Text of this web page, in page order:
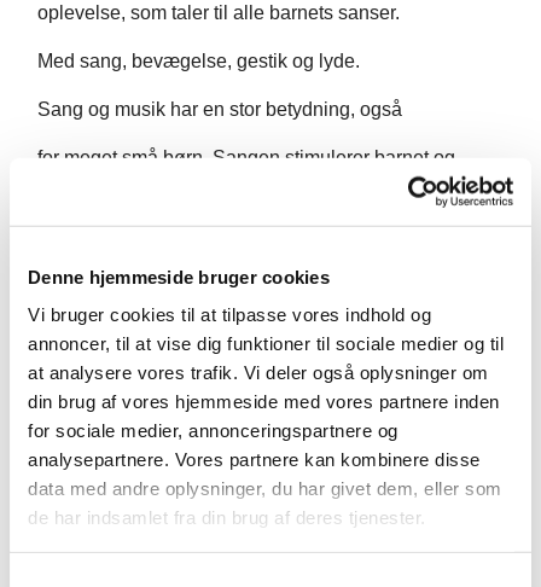
Denne hjemmeside bruger cookies
Vi bruger cookies til at tilpasse vores indhold og
annoncer, til at vise dig funktioner til sociale medier og til
at analysere vores trafik. Vi deler også oplysninger om
din brug af vores hjemmeside med vores partnere inden
for sociale medier, annonceringspartnere og
analysepartnere. Vores partnere kan kombinere disse
data med andre oplysninger, du har givet dem, eller som
de har indsamlet fra din brug af deres tjenester.
oplevelse, som taler til alle barnets sanser.
Med sang, bevægelse, gestik og lyde.
Sang og musik har en stor betydning, også
for meget små børn. Sangen stimulerer barnet og
samværet og hjælper til at fremme barnets
koncentrations- og indlæringsevne.
Undervisningen varetages af Svafa Thorhallsdottir.
Bagefter er der tid til kaffe, te og snak.